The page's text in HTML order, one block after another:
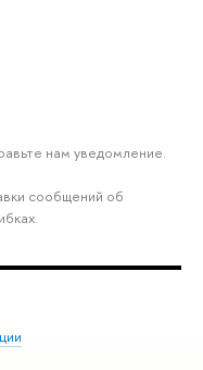
нам уведомление.
сообщений об